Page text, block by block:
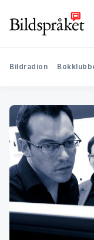
Bildradion